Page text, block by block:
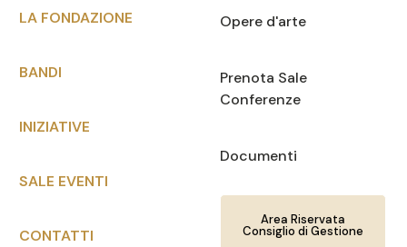
LA FONDAZIONE
BANDI
INIZIATIVE
SALE EVENTI
CONTATTI
Opere d'arte
Prenota Sale
Conferenze
Documenti
Area Riservata
Consiglio di Gestione